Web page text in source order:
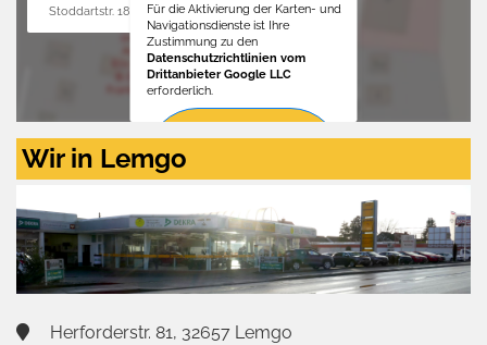
Stoddartstr. 18, 32758 DetmoldFür die Aktivierung der Karten- und
Navigationsdienste ist Ihre
Zustimmung zu den
Datenschutzrichtlinien vom
Drittanbieter Google LLC
erforderlich.
Zustimmen
aktivieren
Wir in Lemgo
Herforderstr. 81, 32657 Lemgo